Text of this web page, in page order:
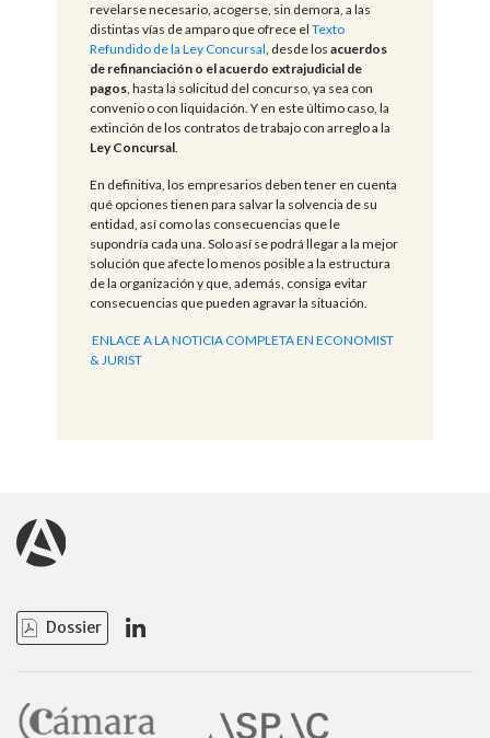
revelarse necesario, acogerse, sin demora, a las
distintas vías de amparo que ofrece el Texto
Refundido de la Ley Concursal , desde los acuerdos
de refinanciación o el acuerdo extrajudicial de
pagos, hasta la solicitud del concurso, ya sea con
convenio o con liquidación. Y en este último caso, la
extinción de los contratos de trabajo con arreglo a la
Ley Concursal.
En definitiva, los empresarios deben tener en cuenta
qué opciones tienen para salvar la solvencia de su
entidad, así como las consecuencias que le
supondría cada una. Solo así se podrá llegar a la mejor
solución que afecte lo menos posible a la estructura
de la organización y que, además, consiga evitar
consecuencias que pueden agravar la situación.
ENLACE A LA NOTICIA COMPLETA EN ECONOMIST
& JURIST
Dossier